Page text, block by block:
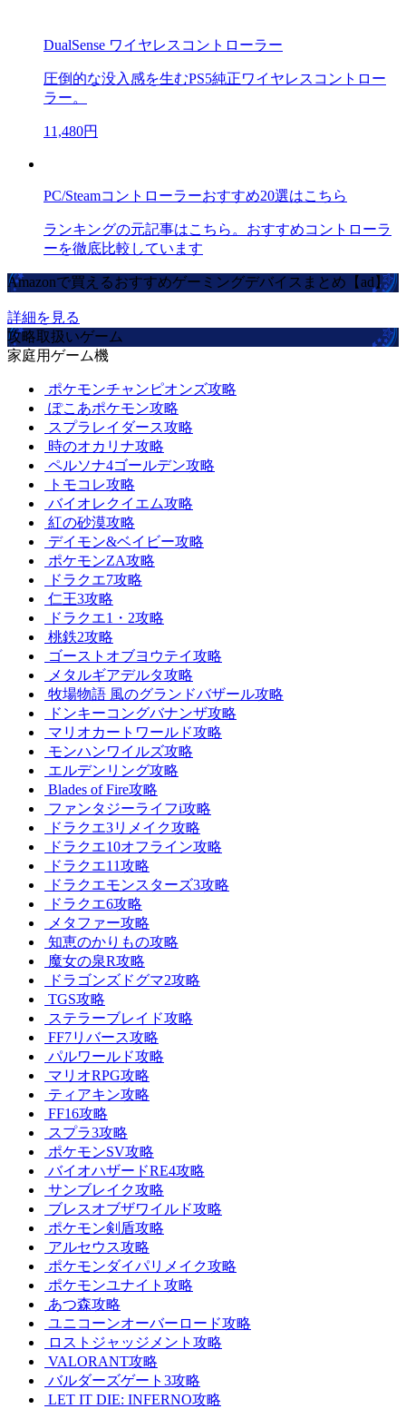
DualSense ワイヤレスコントローラー
圧倒的な没入感を生むPS5純正ワイヤレスコントロー
ラー。
11,480円
PC/Steamコントローラーおすすめ20選はこちら
ランキングの元記事はこちら。おすすめコントローラ
ーを徹底比較しています
Amazonで買えるおすすめゲーミングデバイスまとめ【ad】
詳細を見る
攻略取扱いゲーム
家庭用ゲーム機
ポケモンチャンピオンズ攻略
ぽこあポケモン攻略
スプラレイダース攻略
時のオカリナ攻略
ペルソナ4ゴールデン攻略
トモコレ攻略
バイオレクイエム攻略
紅の砂漠攻略
デイモン&ベイビー攻略
ポケモンZA攻略
ドラクエ7攻略
仁王3攻略
ドラクエ1・2攻略
桃鉄2攻略
ゴーストオブヨウテイ攻略
メタルギアデルタ攻略
牧場物語 風のグランドバザール攻略
ドンキーコングバナンザ攻略
マリオカートワールド攻略
モンハンワイルズ攻略
エルデンリング攻略
Blades of Fire攻略
ファンタジーライフi攻略
ドラクエ3リメイク攻略
ドラクエ10オフライン攻略
ドラクエ11攻略
ドラクエモンスターズ3攻略
ドラクエ6攻略
メタファー攻略
知恵のかりもの攻略
魔女の泉R攻略
ドラゴンズドグマ2攻略
TGS攻略
ステラーブレイド攻略
FF7リバース攻略
パルワールド攻略
マリオRPG攻略
ティアキン攻略
FF16攻略
スプラ3攻略
ポケモンSV攻略
バイオハザードRE4攻略
サンブレイク攻略
ブレスオブザワイルド攻略
ポケモン剣盾攻略
アルセウス攻略
ポケモンダイパリメイク攻略
ポケモンユナイト攻略
あつ森攻略
ユニコーンオーバーロード攻略
ロストジャッジメント攻略
VALORANT攻略
バルダーズゲート3攻略
LET IT DIE: INFERNO攻略